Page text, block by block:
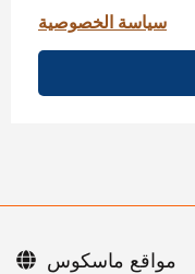
سياسة الخصوصية
مواقع ماسكوس